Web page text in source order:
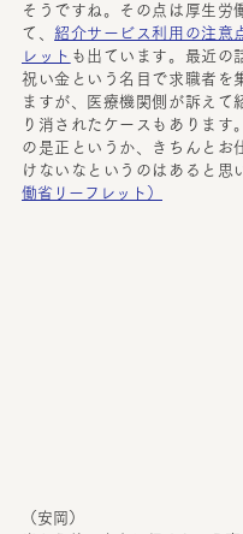
そうですね。その点は厚生労
て、紹介サービス利用の注意
レット も出ています。最近の
祝い金という名目で求職者を
ますが、医療機関側が訴えて
り消されたケースもあります
の是正というか、きちんとお
けないなというのはあると思
働省リーフレット）
（安岡）